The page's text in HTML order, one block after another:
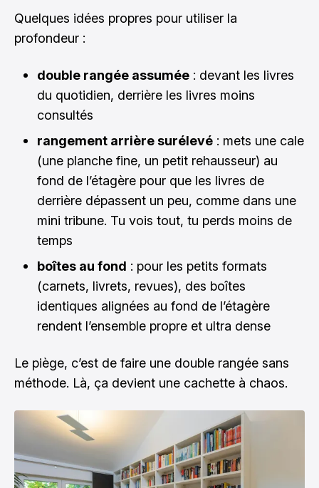
Quelques idées propres pour utiliser la
profondeur :
double rangée assumée : devant les livres
du quotidien, derrière les livres moins
consultés
rangement arrière surélevé : mets une cale
(une planche fine, un petit rehausseur) au
fond de l’étagère pour que les livres de
derrière dépassent un peu, comme dans une
mini tribune. Tu vois tout, tu perds moins de
temps
boîtes au fond : pour les petits formats
(carnets, livrets, revues), des boîtes
identiques alignées au fond de l’étagère
rendent l’ensemble propre et ultra dense
Le piège, c’est de faire une double rangée sans
méthode. Là, ça devient une cachette à chaos.